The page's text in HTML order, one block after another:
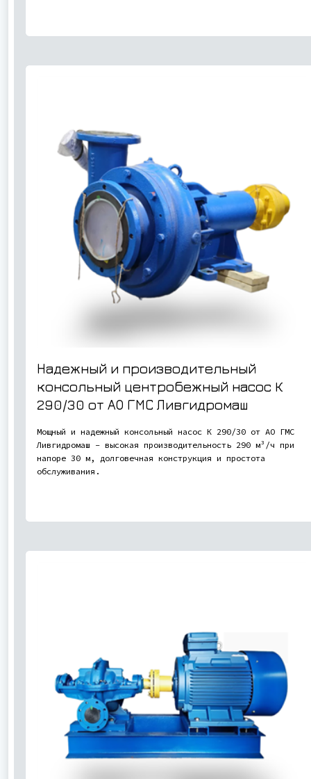
Надежный и производительный
консольный центробежный насос К
290/30 от АО ГМС Ливгидромаш
Мощный и надежный консольный насос К 290/30 от АО ГМС
Ливгидромаш - высокая производительность 290 м³/ч при
напоре 30 м, долговечная конструкция и простота
обслуживания.